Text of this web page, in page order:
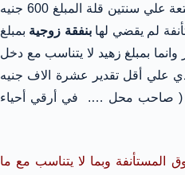
لم يراع الحكم القاضي بالمتعة علي سنتين قلة المبلغ 600 جنيه
لم يقضي لهابنفقة زوجية بمبلغ
ضربه في 24 شهر وانما بمبلغ زهيد لا يتناسب مع دخل
علي أقل تقدير عشرة الاف جنيه
( صاحب محل …. في أرقي أحياء
المستأنفة وبما لا يتناسب مع ما